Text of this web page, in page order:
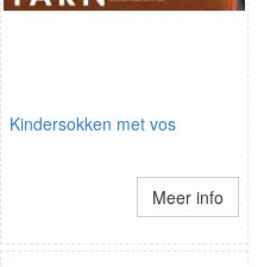
Kindersokken met vos
Meer info